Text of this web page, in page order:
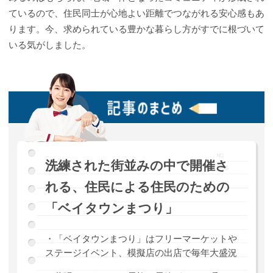
ているので、住民同士が心地よい距離でつながれる安心感もあ
ります。今、求められている豊かな暮らし方がすでに根づいて
いる気がしました。
洗練された街並みの中で開催さ
れる、住民による住民のための
「ベイタウンまつり」
・「ベイタウンまつり」はフリーマーケットや
ステージイベント、模擬店の出店で毎年大盛況